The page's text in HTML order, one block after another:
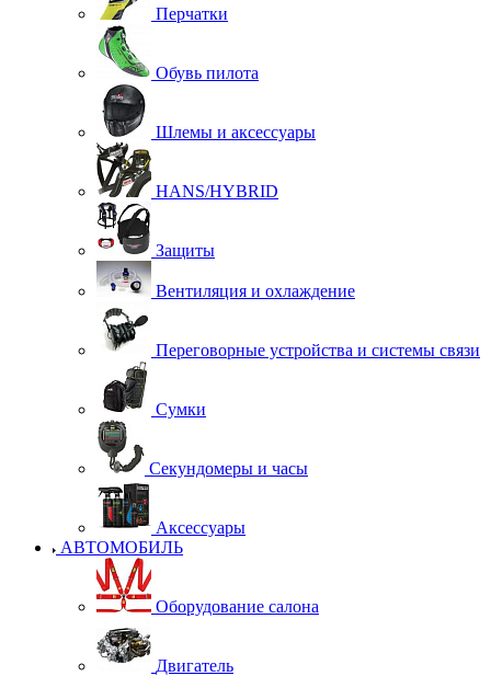
Перчатки
Обувь пилота
Шлемы и аксессуары
HANS/HYBRID
Защиты
Вентиляция и охлаждение
Переговорные устройства и системы связи
Сумки
Секундомеры и часы
Аксессуары
АВТОМОБИЛЬ
Оборудование салона
Двигатель